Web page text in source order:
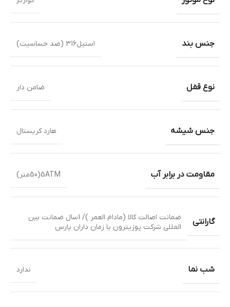
جنس بند استیل316 (ضد حساسیت)
نوع قفل ضامن دار
جنس شیشه هارد کریستال
مقاومت در برابر آب 5ATM(50متر)
گارانتی
ضمانت اصالت کالا (مادام العمر )/ 1سال ضمانت بین
المللی شرکت پوزیترون یا زمان داران پارس
شب نما ندارد